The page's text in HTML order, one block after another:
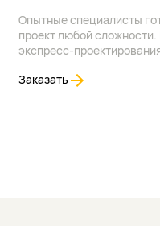
Опытные специалисты
проект любой сложности.
экспресс-
Заказать